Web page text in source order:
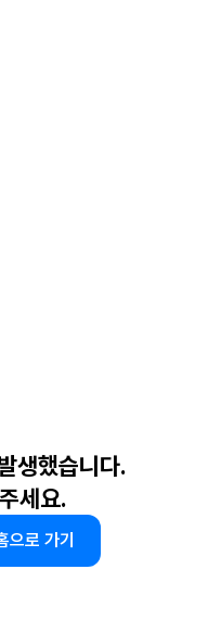
생했습니다.
세요.
으로 가기